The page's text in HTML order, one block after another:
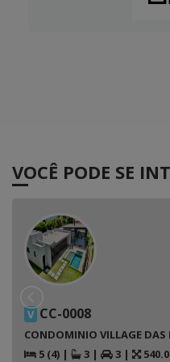
VOCÊ PODE SE
V CC-0008
CONDOMINIO VILLAGE
5 (4) | 3 | 3 |